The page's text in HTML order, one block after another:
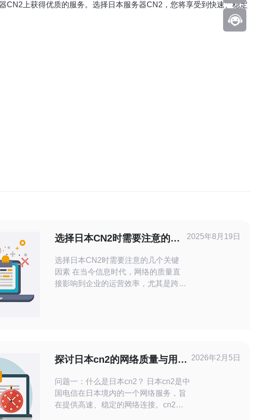
CN2上获得优质的服务。选择日本服务器CN2，您将享受到快速、稳定
选择日本CN2时需要注意的几
选择日本CN2时需要注意的几个关键
因素 在当今信息时代，网络的质量直
接影响到企业的运营效率，尤其是跨国
选择日本CN2的首要考虑因素。如果
网络不稳定，可能导致业务中断，
2025年8月19日
探讨日本cn2的网络质量与用户
问题一：什么是日本cn2？ 日本cn2是中
国电信在日本境内的一个网络服务，旨
在提供高速、稳定的网络连接。cn2网
2026年2月5日